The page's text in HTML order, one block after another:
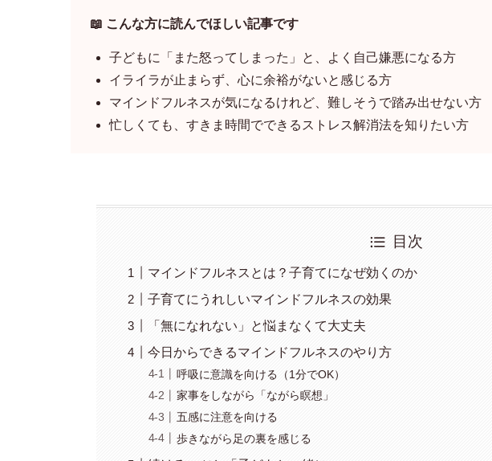
📖 こんな方に読んでほしい記事です
子どもに「また怒ってしまった」と、よく自己嫌悪になる方
イライラが止まらず、心に余裕がないと感じる方
マインドフルネスが気になるけれど、難しそうで踏み出せない方
忙しくても、すきま時間でできるストレス解消法を知りたい方
目次
マインドフルネスとは？子育てになぜ効くのか
子育てにうれしいマインドフルネスの効果
「無になれない」と悩まなくて大丈夫
今日からできるマインドフルネスのやり方
呼吸に意識を向ける（1分でOK）
家事をしながら「ながら瞑想」
五感に注意を向ける
歩きながら足の裏を感じる